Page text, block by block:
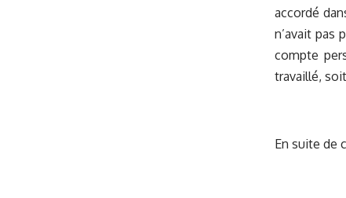
accordé
n’avait pas
compte
travaillé,
En suite de